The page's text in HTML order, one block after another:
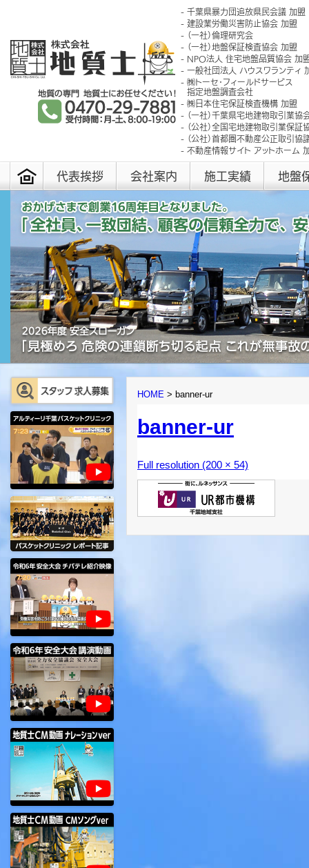
千葉県暴力団追放県民会議 加盟
建設業労働災害防止協会 加盟
（一社）倫理研究会
（一社）地盤保証検査協会 加盟
NPO法人 住宅地盤品質協会 加
一般社団法人 ハウスワランティ
㈱トーセ･フィールドサービス
指定地盤調査会社
㈱日本住宅保証検査機構 加盟
（一社）千葉県宅地建物取引業協
（公社）全国宅地建物取引業保証
（公社）首都圏不動産公正取引協
不動産情報サイト アットホーム
代表挨拶 会社案内 施工実績 地盤
HOME > banner-ur
banner-ur
Full resolution (200 × 54)